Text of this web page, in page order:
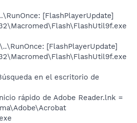
[FlashPlayerUpdate]
[FlashPlayerUpdate]
en el escritorio de
rápido de Adobe Reader.lnk =